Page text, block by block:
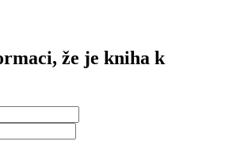
že je kniha k